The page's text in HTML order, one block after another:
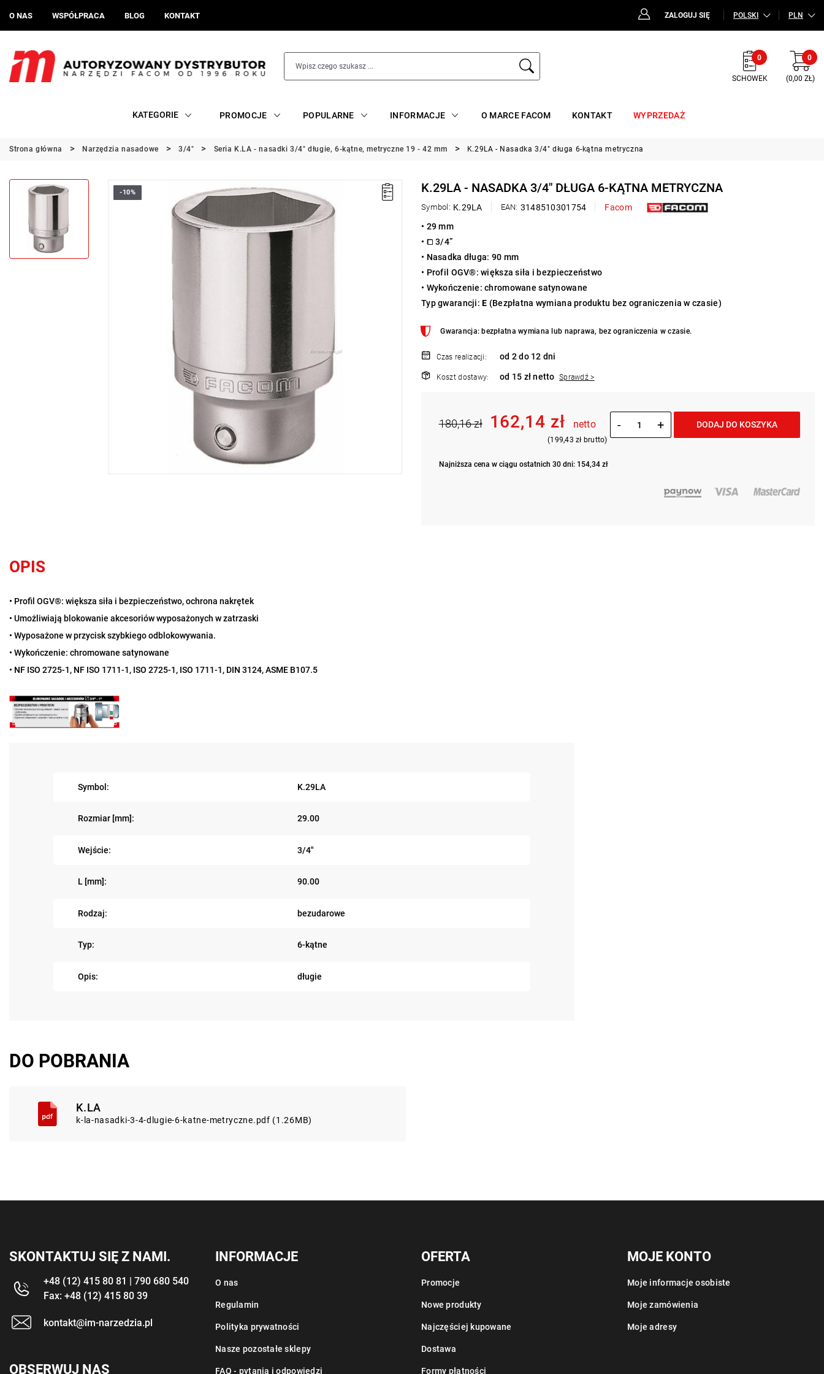
O NAS WSPÓŁPRACA BLOG KONTAKT ZALOGUJ SIĘ POLSKI PLN
0
SCHOWEK
0
(0,00 ZŁ)
KATEGORIE PROMOCJE POPULARNE INFORMACJE O MARCE FACOM KONTAKT WYPRZEDAŻ
Strona główna Narzędzia nasadowe 3/4" Seria K.LA - nasadki 3/4" długie, 6-kątne, metryczne 19 - 42 mm K.29LA - Nasadka 3/4" długa 6-kątna metryczna
-10% K.29LA - NASADKA 3/4" DŁUGA 6-KĄTNA METRYCZNA
Symbol: K.29LA EAN: 3148510301754
Facom
• 29 mm
• ⧠ 3/4”
• Nasadka długa: 90 mm
• Profil OGV®: większa siła i bezpieczeństwo
• Wykończenie: chromowane satynowane
Typ gwarancji:E (Bezpłatna wymiana produktu bez ograniczenia w czasie)
Gwarancja: bezpłatna wymiana lub naprawa, bez ograniczenia w czasie.
Czas realizacji: od 2 do 12 dni
Koszt dostawy: od 15 zł netto Sprawdź >
180,16 zł 162,14 zł netto
(199,43 zł brutto)
Najniższa cena w ciągu ostatnich 30 dni: 154,34 zł
- + DODAJ DO KOSZYKA
OPIS
• Profil OGV®: większa siła i bezpieczeństwo, ochrona nakrętek
• Umożliwiają blokowanie akcesoriów wyposażonych w zatrzaski
• Wyposażone w przycisk szybkiego odblokowywania.
• Wykończenie: chromowane satynowane
• NF ISO 2725-1, NF ISO 1711-1, ISO 2725-1, ISO 1711-1, DIN 3124, ASME B107.5
Symbol: K.29LA
Rozmiar [mm]: 29.00
Wejście: 3/4"
L [mm]: 90.00
Rodzaj: bezudarowe
Typ: 6-kątne
Opis: długie
DO POBRANIA
K.LA
k-la-nasadki-3-4-dlugie-6-katne-metryczne.pdf (1.26MB)
SKONTAKTUJ SIĘ Z NAMI.
+48 (12) 415 80 81 | 790 680 540
Fax: +48 (12) 415 80 39
kontakt@im-narzedzia.pl
OBSERWUJ NAS
INFORMACJE
O nas
Regulamin
Polityka prywatności
Nasze pozostałe sklepy
FAQ - pytania i odpowiedzi
OFERTA
Promocje
Nowe produkty
Najczęściej kupowane
Dostawa
Formy płatności
MOJE KONTO
Moje informacje osobiste
Moje zamówienia
Moje adresy